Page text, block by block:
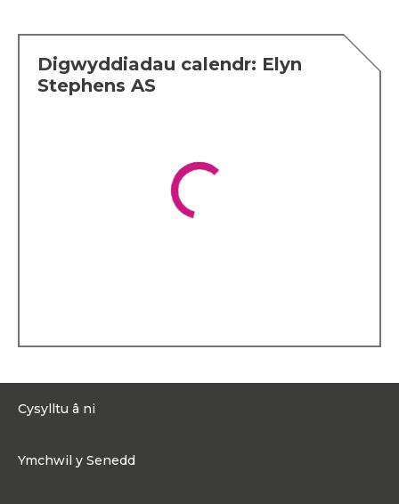
newydd ei hethol yn
Rhondda Cynon Taf,
dechreuodd Elyn gynllun i
cyflwynwyd ledled Cymru
yn ddiweddarach. Mae hi’n
falch ei bod wedi helpu i droi
syniad lleol ymarferol yn
gwared ar rwystrau sy’n atal
Digwyddiadau calendr: Elyn
Stephens AS
Cysylltu â ni
Ymchwil y Senedd